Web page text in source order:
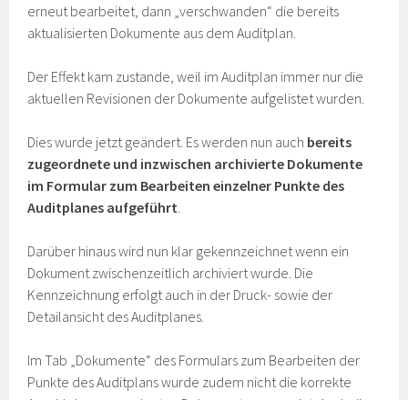
erneut bearbeitet, dann „verschwanden“ die bereits
aktualisierten Dokumente aus dem Auditplan.
Der Effekt kam zustande, weil im Auditplan immer nur die
aktuellen Revisionen der Dokumente aufgelistet wurden.
Dies wurde jetzt geändert. Es werden nun auch bereits
zugeordnete und inzwischen archivierte Dokumente
im Formular zum Bearbeiten einzelner Punkte des
Auditplanes aufgeführt.
Darüber hinaus wird nun klar gekennzeichnet wenn ein
Dokument zwischenzeitlich archiviert wurde. Die
Kennzeichnung erfolgt auch in der Druck- sowie der
Detailansicht des Auditplanes.
Im Tab „Dokumente“ des Formulars zum Bearbeiten der
Punkte des Auditplans wurde zudem nicht die korrekte